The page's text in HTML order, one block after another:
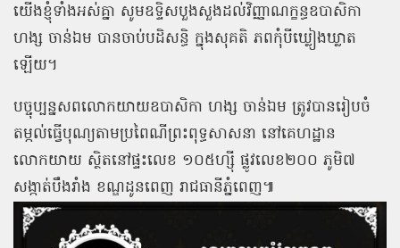
យើងខ្ញុំទាំងអស់គ្នា សូមឧទ្ទិសបួងសួងដល់វិញ្ញាណក្ខន្ធឧបាសិកា
ហង្ស ចាន់ឯម បានចាប់បដិសន្ធិ ក្នុងសុគតិ ភពកុំបីឃ្លៀងឃ្លាត
ឡើយ។
បច្ចុប្បន្នសពលោកយាយឧបាសិកា ហង្ស ចាន់ឯម ត្រូវបានរៀបចំ
តម្កល់ធ្វើបុណ្យតាមប្រពៃណីព្រះពុទ្ធសាសនា នៅគេហដ្ឋាន
លោកយាយ ស្ថិតនៅផ្ទះលេខ ១០៥ហ្ស៊ី ផ្លូវលេខ២០០ ភូមិ៧
សង្កាត់បឹងរាំង ខណ្ឌដូនពេញ រាជធានីភ្នំពេញ៕